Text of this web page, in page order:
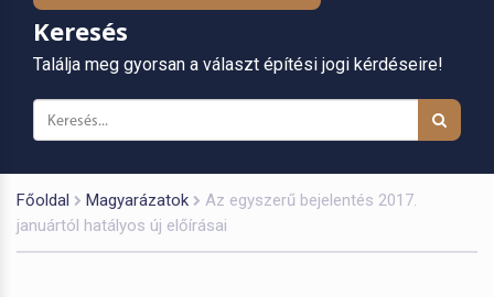
Keresés
Találja meg gyorsan a választ építési jogi kérdéseire!
Főoldal Magyarázatok
Az egyszerű bejelentés 2017.
januártól hatályos új előírásai